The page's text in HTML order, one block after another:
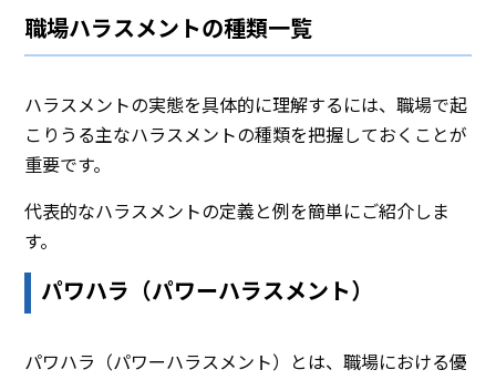
職場ハラスメントの種類一覧
ハラスメントの実態を具体的に理解するには、職場で起
こりうる主なハラスメントの種類を把握しておくことが
重要です。
代表的なハラスメントの定義と例を簡単にご紹介しま
す。
パワハラ（パワーハラスメント）
パワハラ（パワーハラスメント）とは、職場における優